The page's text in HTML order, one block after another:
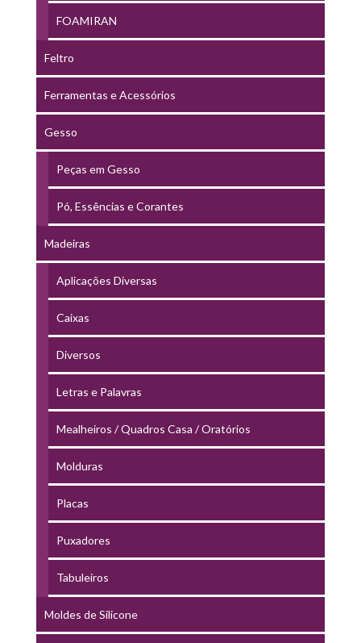
FOAMIRAN
Feltro
Ferramentas e Acessórios
Gesso
Peças em Gesso
Pó, Essências e Corantes
Madeiras
Aplicações Diversas
Caixas
Diversos
Letras e Palavras
Mealheiros / Quadros Casa / Oratórios
Molduras
Placas
Puxadores
Tabuleiros
Moldes de Silicone